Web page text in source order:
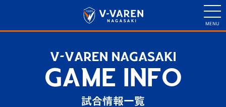
V-VAREN NAGASAKI
GAME INFO
試合情報一覧